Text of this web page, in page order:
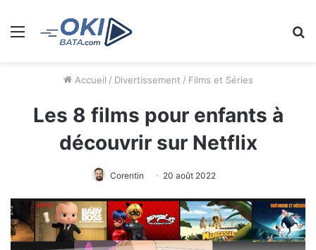
Menu
Accueil / Divertissement / Films et Séries
Les 8 films pour enfants à
découvrir sur Netflix
Corentin 20 août 2022